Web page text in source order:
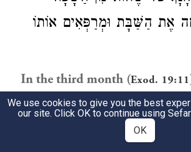
אֶת הַשַּׁבָּת וּמְרַפְּאִים אוֹתוֹ
In the third month (Exod. 19:11
please our master to instruct
cure a pain in his mouth on the
Thus do our masters teach us:
We use cookies to give you the best
our site. Click OK to continue using
OK